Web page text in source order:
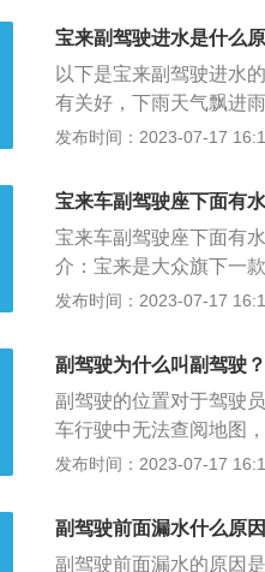
主可以检查车门胶条是
形，排水孔堵塞，天窗
窗排水孔，宝来的天窗
的密封胶条是否老化，
两种原因，个人很难自
排出。但是由于车门排
易被淤泥堵塞，一旦堵
铁丝疏通车门排水孔。
宝来副驾驶进水是什么
以下是宝来副驾驶进水
有关好，下雨天气飘进
密封不够好：如果胶条
漏水：注意天窗的防水
密封圈的防尘，尤其是
洁。另外一定要注意不
窗的电机。排水孔堵塞
雨水会顺车门流到下部
发布时间：2023-07-17
宝来车副驾驶座下面有
宝来车副驾驶座下面有
介：宝来是大众旗下一
计风格，凸显沉稳大气
变化，车身线条也与现
合金轮毂样式。
发布时间：2023-07-17
副驾驶为什么叫副驾驶？
副驾驶的位置对于驾驶
车行驶中无法查阅地图
错，这时，副驾驶的导
么路，地址号码是多少
的对话，会减缓驾驶员
发布时间：2023-07-17
副驾驶前面漏水什么原
副驾驶前面漏水的原因